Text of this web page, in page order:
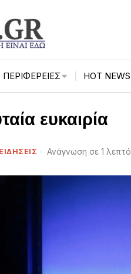
ΠΕΡΙΦΈΡΕΙΕΣ HOT NEWS
ευκαιρία
Ανάγνωση σε 1 λεπτό